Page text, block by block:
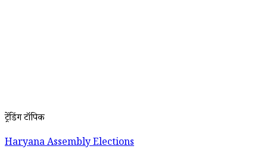
ट्रेंडिंग टॉपिक
Haryana Assembly Elections